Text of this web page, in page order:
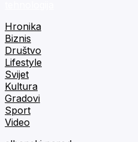
Hronika
Biznis
Društvo
Lifestyle
Svijet
Kultura
Gradovi
Sport
Video